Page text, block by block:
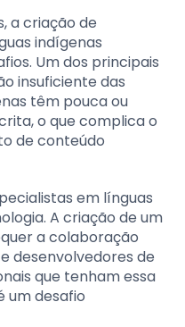
a criação de
indígenas
Um dos principais
insuficiente das
têm pouca ou
o que complica o
de conteúdo
em línguas
A criação de um
a colaboração
desenvolvedores de
que tenham essa
um desafio